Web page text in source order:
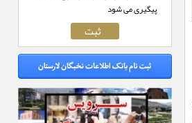
پیگیری می شود